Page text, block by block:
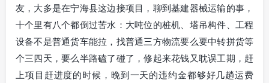
友，大多是在宁海县这边接项目，聊到基建器械运输的事，
十个里有八个都倒过苦水：大吨位的桩机、塔吊构件、工程
设备不是普通货车能拉，找普通三方物流要么要中转拼货等
个三四天，要么半路磕了碰了，修起来花钱又耽误工期，赶
上项目赶进度的时候，晚到一天的违约金都够好几趟运费